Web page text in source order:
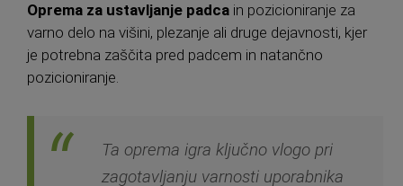
Oprema za ustavljanje padca in pozicioniranje za
varno delo na višini, plezanje ali druge dejavnosti, kjer
je potrebna zaščita pred padcem in natančno
pozicioniranje.
Ta oprema igra ključno vlogo pri
zagotavljanju varnosti uporabnika